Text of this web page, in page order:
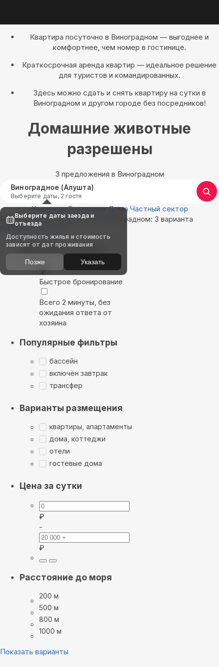
Квартира посуточно в Виноградном — выгоднее и
комфортнее, чем номер в гостинице.
Краткосрочная аренда квартир — идеальное решение
для туристов и командированных.
Здесь можно сдать и снять квартиру на сутки в
Виноградном и другом городе без посредников!
Домашние животные
разрешены
3 предложения в Виноградном
Виноградное (Алушта)
Выберите даты, 2 гостя
Квартиры Гостиницы Дома Частный сектор
Найдём, где остановиться в Виноградном: 3 варианта
Показать на карте
Выбирайте лучшее
Быстрое бронирование
Всего 2 минуты, без
ожидания ответа от
хозяина
Популярные фильтры
бассейн
включён завтрак
трансфер
Варианты размещения
квартиры, апартаменты
дома, коттеджи
отели
гостевые дома
Цена за сутки
₽
-
₽
Расстояние до моря
200 м
500 м
800 м
1000 м
Показать варианты
Выберите даты заезда и
отъезда
Доступность жилья и стоимость
зависят от дат проживания
Позже Указать